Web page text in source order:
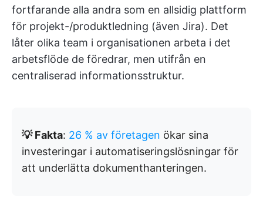
fortfarande alla andra som en allsidig plattform
för projekt-/produktledning (även Jira). Det
låter olika team i organisationen arbeta i det
arbetsflöde de föredrar, men utifrån en
centraliserad informationsstruktur.
💡 Fakta: 26 % av företagen ökar sina
investeringar i automatiseringslösningar för
att underlätta dokumenthanteringen.